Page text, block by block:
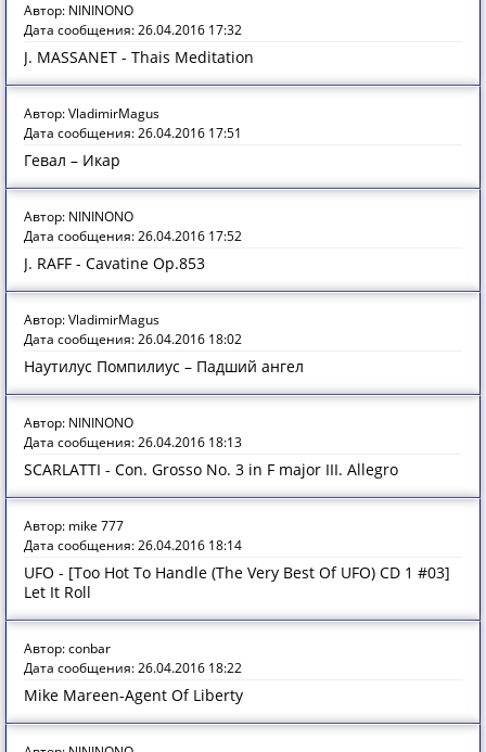
Автор: NININONO
Дата сообщения: 26.04.2016 17:32
J. MASSANET - Thais Meditation
Автор: VladimirMagus
Дата сообщения: 26.04.2016 17:51
Гевал – Икар
Автор: NININONO
Дата сообщения: 26.04.2016 17:52
J. RAFF - Cavatine Op.853
Автор: VladimirMagus
Дата сообщения: 26.04.2016 18:02
Наутилус Помпилиус – Падший ангел
Автор: NININONO
Дата сообщения: 26.04.2016 18:13
SCARLATTI - Con. Grosso No. 3 in F major III. Allegro
Автор: mike 777
Дата сообщения: 26.04.2016 18:14
UFO - [Too Hot To Handle (The Very Best Of UFO) CD 1 #03]
Let It Roll
Автор: conbar
Дата сообщения: 26.04.2016 18:22
Mike Mareen-Agent Of Liberty